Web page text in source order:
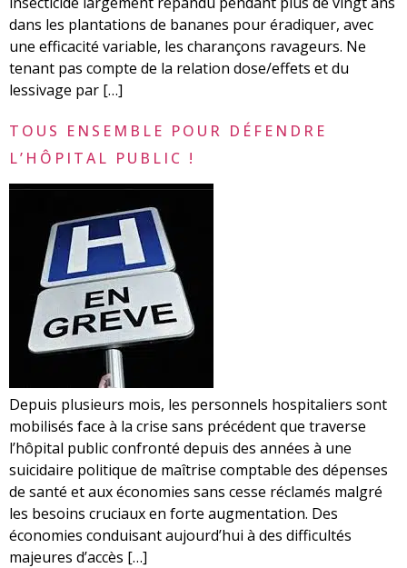
dans les plantations de bananes pour éradiquer, avec
une efficacité variable, les charançons ravageurs. Ne
tenant pas compte de la relation dose/effets et du
lessivage par […]
TOUS ENSEMBLE POUR DÉFENDRE
L’HÔPITAL PUBLIC !
Depuis plusieurs mois, les personnels hospitaliers sont
mobilisés face à la crise sans précédent que traverse
l’hôpital public confronté depuis des années à une
suicidaire politique de maîtrise comptable des dépenses
de santé et aux économies sans cesse réclamés malgré
les besoins cruciaux en forte augmentation. Des
économies conduisant aujourd’hui à des difficultés
majeures d’accès […]